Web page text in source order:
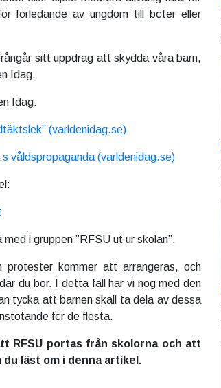
förledande av ungdom till böter eller
sitt uppdrag att skydda våra barn,
Idag.
Idag:
(varldenidag.se)
våldspropaganda (varldenidag.se)
i gruppen ”RFSU ut ur skolan”.
protester kommer att arrangeras, och
du bor. I detta fall har vi nog med den
tycka att barnen skall ta dela av dessa
för de flesta.
RFSU portas från skolorna och att
läst om i denna artikel.